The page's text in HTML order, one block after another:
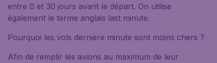
entre 0 et 30 jours avant le départ. On utilise
également le terme anglais last minute.
Pourquoi les vols dernière minute sont moins chers ?
Afin de remplir les avions au maximum de leur